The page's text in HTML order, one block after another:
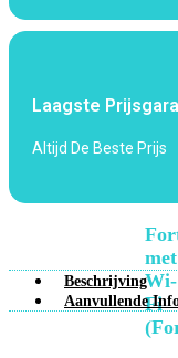
met
Wi-
Fi
Laagste
Altijd De Beste Prijs
Beschrijving
Aanvullende